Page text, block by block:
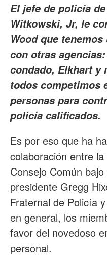
El jefe de policía
Witkowski, Jr, le
Wood que
con otras
condado, Elkhart y
todos competimos
personas para
policía calificados.
Es por eso que ha
colaboración entre
Consejo Común
presidente Gregg
Fraternal de Policía
en general, los
favor del novedoso
personal.